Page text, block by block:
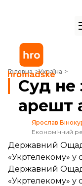
Головна Україна
Суд не задовольнив
Суд не
арешт
Ярослав
Економічний
Державний
«Укртелекому» у
Державний
«Укртелекому» у